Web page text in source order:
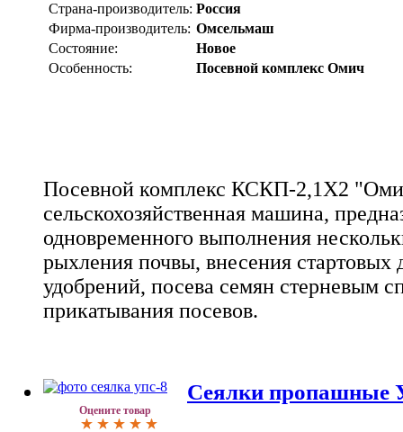
Страна-производитель: Россия
Фирма-производитель: Омсельмаш
Состояние:
Новое
Особенность:
Посевной комплекс Омич
Посевной комплекс КСКП-2,1Х2
сельскохозяйственная машина,
одновременного выполнения
рыхления почвы, внесения стартовых
удобрений, посева семян стерневым
прикатывания посевов.
Оцените товар
Сеялки пропашные